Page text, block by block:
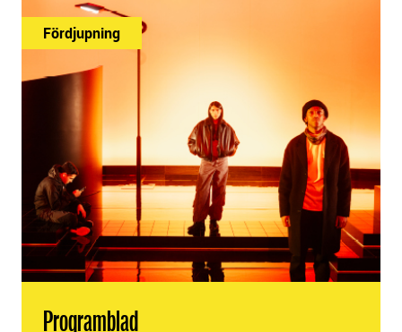
Programblad
Fördjupning